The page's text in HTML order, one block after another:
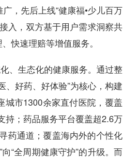
，先后上线“健康福•少儿百万
入，双方基于用户需求洞察共
快速理赔等增值服务。
、生态化的健康服务。通过整
、好药、好体验”为核心，构建
城市1300余家直付医院，覆盖
持；药品服务平台覆盖超2.6万
药通道；覆盖海内外的个性化
“全周期健康守护”的升级。而